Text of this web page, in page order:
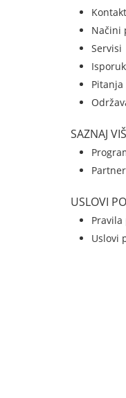
Načini
Servisi
SAZNAJ
USLOVI
Uslovi